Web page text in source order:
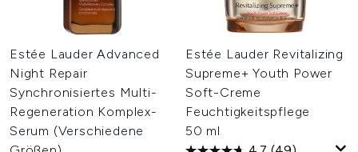
Estée Lauder Advanced
Night Repair
Synchronisiertes Multi-
Regeneration Komplex-
Serum (Verschiedene
Estée Lauder Revitalizing
Supreme+ Youth Power
Soft-Creme
Feuchtigkeitspflege
50 ml